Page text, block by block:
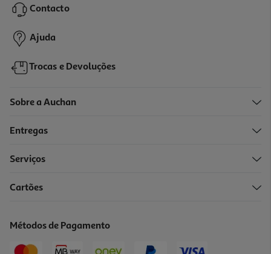
1,19 €
Contacto
Ajuda
Trocas e Devoluções
Sobre a Auchan
Entregas
Serviços
Cartões
Métodos de Pagamento